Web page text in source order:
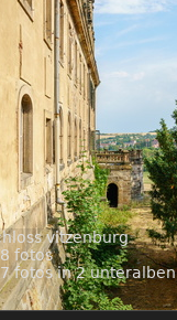
vitzenburg
fotos
fotos in 2 unteralben